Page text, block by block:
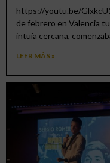
https://youtu.be/
de febrero en Valencia
intuía cercana,
LEER MÁS »